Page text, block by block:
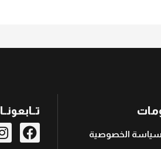
سياسة الخصوصية
تــابعونــا